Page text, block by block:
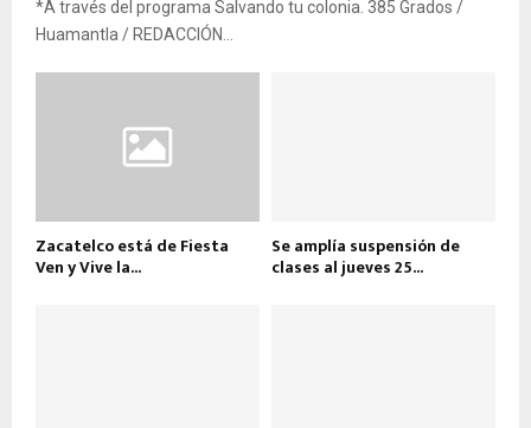
*A través del programa Salvando tu colonia. 385 Grados /
Huamantla / REDACCIÓN...
Zacatelco está de Fiesta
Ven y Vive la...
Se amplía suspensión de
clases al jueves 25...